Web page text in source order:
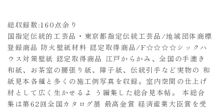
総収録数:160点余り
国指定伝統的工芸品・東京都指定伝統工芸品/地域団体商標
登録商品 防火壁紙材料 認定取得商品/F☆☆☆☆シックハ
ウス対策壁紙 認定取得商品 江戸からかみ、全国の手漉き
和紙、お茶室の腰張り紙、障子紙、伝統引手など実物の 和
紙見本各種と多くの施工例写真を収録。室内空間の仕上げ
材として広く生かせるよ う編集した総合見本帖。 本総合
集は第62回全国カタログ展 最高金賞 経済産業大臣賞を受